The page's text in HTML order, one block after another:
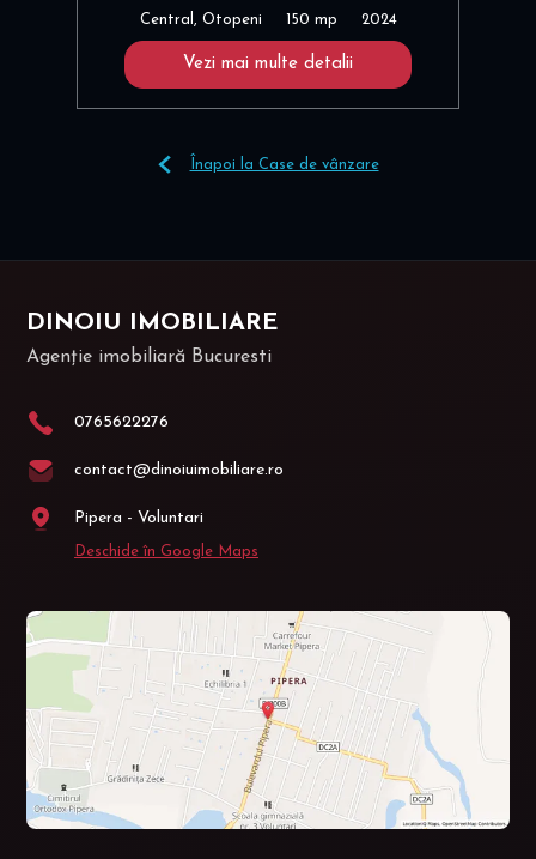
Central, Otopeni 150 mp 2024
Vezi mai multe detalii
Înapoi la Case de vânzare
DINOIU IMOBILIARE
Agenție imobiliară Bucuresti
0765622276
contact@dinoiuimobiliare.ro
Pipera - Voluntari
Deschide în Google Maps